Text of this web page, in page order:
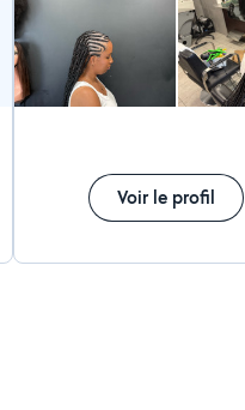
Voir le profil